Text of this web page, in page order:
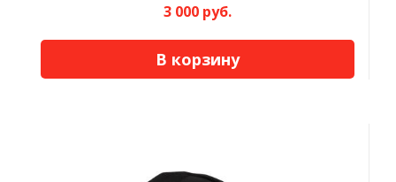
3 000 руб.
В корзину